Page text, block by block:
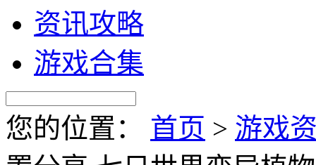
资讯攻略
游戏合集
您的位置： 首页 > 游戏